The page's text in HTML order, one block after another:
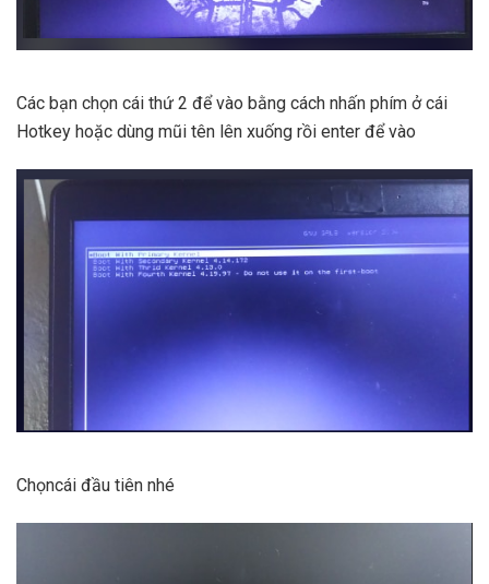
Các bạn chọn cái thứ 2 để vào bằng cách nhấn phím ở cái
Hotkey hoặc dùng mũi tên lên xuống rồi enter để vào
Chọncái đầu tiên nhé